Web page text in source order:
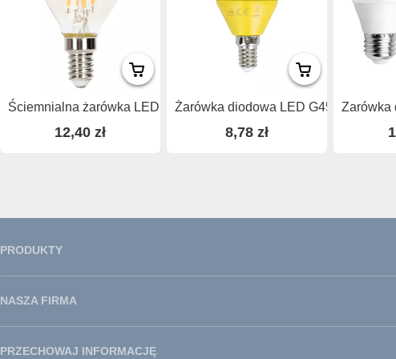
Ściemnialna żarówka LED...
12,40 zł
Żarówka diodowa LED G45...
8,78 zł
Zarówka
PRODUKTY
NASZA FIRMA
PRZECHOWAJ INFORMACJĘ